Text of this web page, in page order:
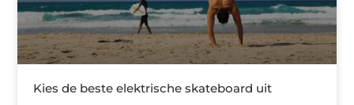
Kies de beste elektrische skateboard uit